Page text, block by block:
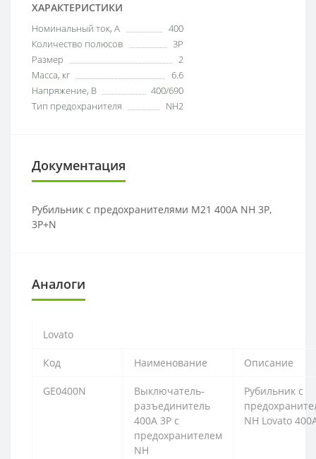
ХАРАКТЕРИСТИКИ
Номинальный ток, А
400
Количество полюсов
3P
Размер
2
Масса, кг
6.6
Напряжение, В
400/690
Тип предохранителя
NH2
Документация
Рубильник с предохранителями M21 400A NH 3P,
3P+N
Аналоги
Lovato
Код Наименование Описание
GE0400N
Выключатель-
разъединитель
400А 3P с
предохранителем
NH
Рубильник с
NH Lovato